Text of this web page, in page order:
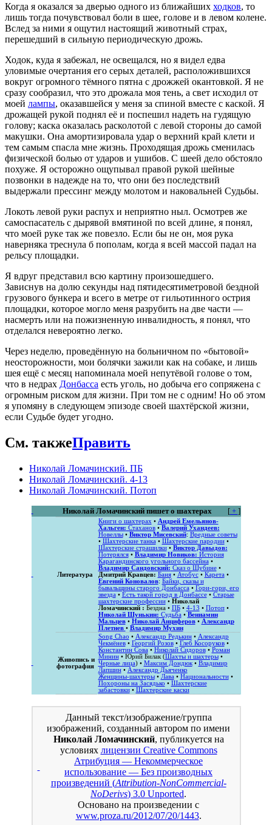
Когда я оказался за дверью одного из ближайших ходков, то
лишь тогда почувствовал боли в шее, голове и в левом колене.
Вслед за ними я ощутил настоящий животный страх,
перешедший в сильную периодическую дрожь.
Ходок, куда я забежал, не освещался, но я видел едва
уловимые очертания его серых деталей, расположившихся
вокруг огромного тёмного пятна с дрожжей окантовкой. Я не
сразу сообразил, что это дрожала моя тень, а свет исходил от
моей лампы, оказавшейся у меня за спиной вместе с каской. Я
дрожащей рукой поднял её и поспешил надеть на гудящую
голову; каска оказалась расколотой с левой стороны до самой
макушки. Она амортизировала удар о верхний край клети и
тем самым спасла мне жизнь. Проходящая дрожь сменилась
физической болью от ударов и ушибов. С шеей дело обстояло
похуже. Я осторожно ощупывал правой рукой шейные
позвонки в надежде на то, что они без последствий
выдержали прессинг между молотом и наковальней Судьбы.
Локоть левой руки распух и неприятно ныл. Осмотрев же
самоспасатель с дырявой вмятиной по всей длине, я понял,
что моей руке так же повезло. Если бы не он, моя рука
наверняка треснула б пополам, когда я всей массой падал на
рельсу площадки.
Я вдруг представил всю картину произошедшего.
Зависнув на долю секунды над пятидесятиметровой бездной
грузового бункера и всего в метре от гильотинного острия
площадки, которое могло меня разрубить на две части —
насмерть или на пожизненную инвалидность, я понял, что
отделался невероятно легко.
Через неделю, проведённую на больничном по «бытовой»
неосторожности, мои болячки зажили как на собаке, и лишь
шея ещё с месяц напоминала моей непутёвой голове о том,
что в недрах Донбасса есть уголь, но добыча его сопряжена с
огромным риском для жизни. При том не с одним! Но об этом
я упомяну в следующем эпизоде своей шахтёрской жизни,
если Судьбе будет угодно.
См. такжеПравить
Николай Ломачинский. ПБ
Николай Ломачинский. 4-13
Николай Ломачинский. Потоп
[+ ]
Николай Ломачинский пишет о шахтерах
Литература
Книги о шахтерах • Андрей Емельянов-
Хальген: Стаханов• Валерий Ухандеев:
Новеллы• Виктор Мисевский: Вредные советы
• Шахтерские танка• Шахтерские пародии•
Шахтерские страшилки• Виктор Давыдов:
Потерялся• Владимир Новиков: История
Карагандинского угольного бассейна•
Владимир Сандовский: Сказ о Шубине•
Дмитрий Кравцев: Баня• Атобус• Карета•
Евгений Коновалов: Байки, сказы и
бывальщины старого Донбасса• Гори-гори, его
звезда• Есть такой город в Донбассе• Старые
шахтерские профессии• Николай
Ломачинский : Бездна• ПБ• 4-13 • Потоп•
Николай Шунькин: Судьба• Вениамин
Мальцев• Николай Анциферов• Александр
Плетнев • Владимир Мухин
Живопись и
фотография
Song Chao • Александр Редькин• Александр
Чекмёнев• Георгий Розов• Глеб Косоруков•
Константин Сова• Николай Сидоров• Роман
Минин• Юрий Билак (Шахты и шахтеры•
Черные лица) • Максим Дондюк• Владимир
Лапшин• Александр Дьяченко
Женщины-шахтеры• Лава• Национальности•
Похороны на Засядько • Шахтерские
забастовки• Шахтерские каски
Данный текст/изображение/группа
изображений, созданный автором по имени
Николай Ломачинский, публикуется на
условиях лицензии Creative Commons
Атрибуция — Некоммерческое
использование — Без производных
произведений (Attribution-NonCommercial-
NoDerivs) 3.0 Unported.
Основано на произведении с
www.proza.ru/2012/07/20/1443.